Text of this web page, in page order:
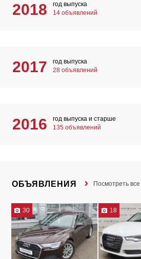
2018
год выпуска
14 объявлений
2017
год выпуска
28 объявлений
2016
год выпуска и старше
135 объявлений
ОБЪЯВЛЕНИЯ Посмотреть все
30 18